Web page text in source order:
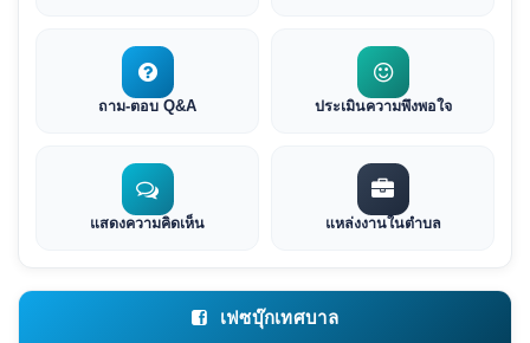
ถาม-ตอบ Q&A ประเมินความพึงพอใจ
แสดงความคิดเห็น แหล่งงานในตำบล
เฟซบุ๊กเทศบาล